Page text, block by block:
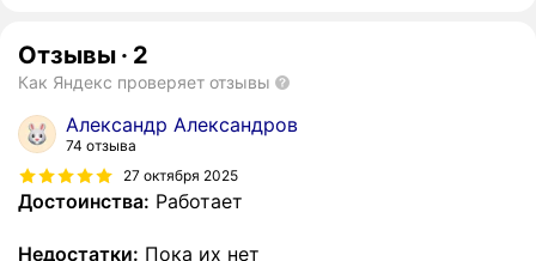
Отзывы · 2
Как Яндекс проверяет отзывы
Александр Александров
74 отзыва
27 октября 2025
Достоинства: Работает
Недостатки: Пока их нет